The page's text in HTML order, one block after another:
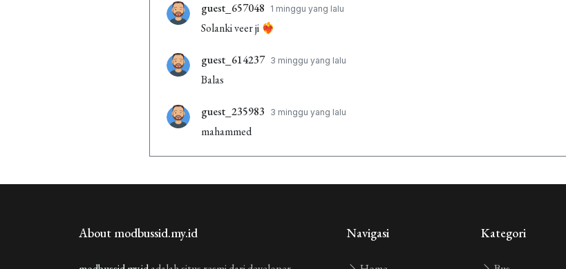
guest_657048 1 minggu yang lalu
Solanki veer ji ❤️‍🔥
guest_614237 3 minggu yang lalu
Balas
guest_235983 3 minggu yang lalu
mahammed
hello
About modbussid.my.id Navigasi Kategori